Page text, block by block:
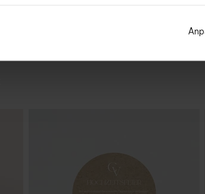
Kirchenheft mit floralem Greenery-